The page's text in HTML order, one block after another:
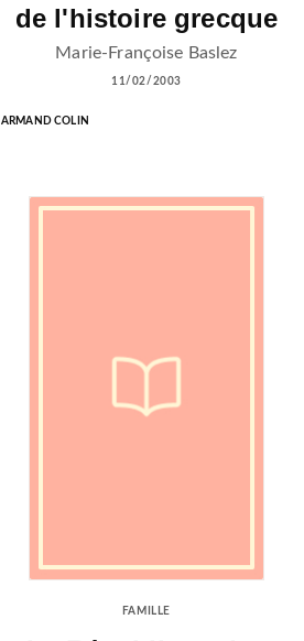
de l'histoire grecque
Marie-Françoise Baslez
11/02/2003
ARMAND COLIN
FAMILLE